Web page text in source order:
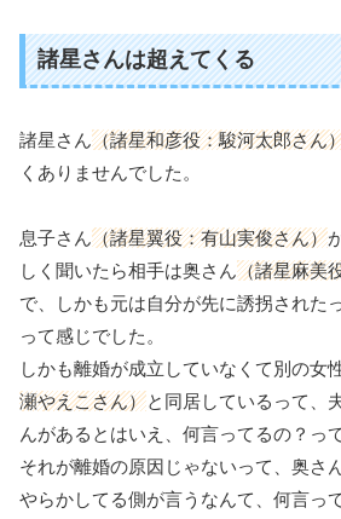
諸星さんは超えてくる
諸星さん（諸星和彦役：駿河太郎さん
くありませんでした。
息子さん（諸星翼役：有山実俊さん）
しく聞いたら相手は奥さん（諸星麻美
で、しかも元は自分が先に誘拐された
って感じでした。
しかも離婚が成立していなくて別の女
瀬やえこさん）と同居しているって、
んがあるとはいえ、何言ってるの？っ
それが離婚の原因じゃないって、奥さ
やらかしてる側が言うなんて、何言っ